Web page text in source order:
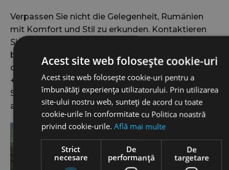
Verpassen Sie nicht die Gelegenheit, Rumänien
mit Komfort und Stil zu erkunden. Kontaktieren
Sie Jacob Auto Rent heute unter +40746.889.888,
besuchen Sie unsere Webseite
jacobautorent.ro
oder erreichen Sie uns über unser Callcenter
+40219036, um Ihr Fahrzeug zu reservieren. Reisen
Sie mit uns und entdecken Sie das Herz Europas
auf eine völlig neue Art!
Acest site web folosește cookie-uri
Acest site web folosește cookie-uri pentru a
îmbunătăți experiența utilizatorului. Prin utilizarea
site-ului nostru web, sunteți de acord cu toate
cookie-urile în conformitate cu Politica noastră
privind cookie-urile. Află mai multe
Strict
necesare
De
performanță
De
targetare